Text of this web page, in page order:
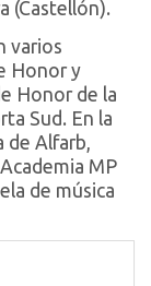
(Castellón).
varios
Honor y
Honor de la
Sud. En la
Alfarb,
MP
de música